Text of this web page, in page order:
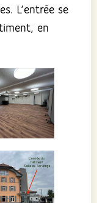
L’entrée se
en